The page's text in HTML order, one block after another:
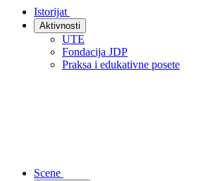
Istorijat
Aktivnosti
UTE
Fondacija JDP
Praksa i edukativne posete
Scene